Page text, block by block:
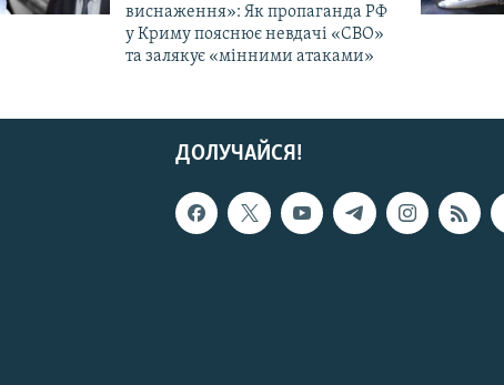
виснаження»: Як пропаганда РФ
у Криму пояснює невдачі «СВО»
та залякує «мінними атаками»
ДОЛУЧАЙСЯ!